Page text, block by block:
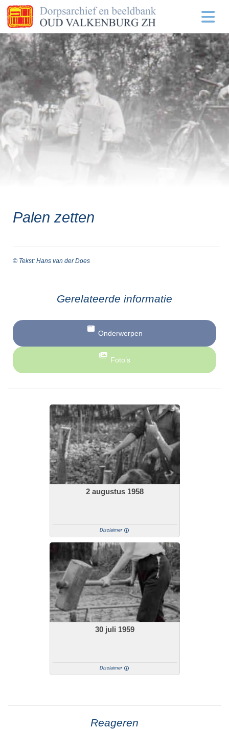
Palen zetten
© Tekst: Hans van der Does
Gerelateerde informatie
Onderwerpen
Foto’s
2 augustus 1958
Disclaimer
30 juli 1959
Disclaimer
Reageren